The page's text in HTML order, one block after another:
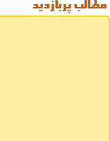
مطالب پربازدید